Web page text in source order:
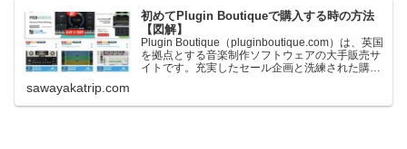
初めてPlugin Boutiqueで購入する時の方法
【図解】
Plugin Boutique（pluginboutique.com）は、英国
を拠点とする音楽制作ソフトウェアの大手販売サ
イトです。充実したセール企画と洗練された購入
に知っておきたいこと価格表示に…
sawayakatrip.com